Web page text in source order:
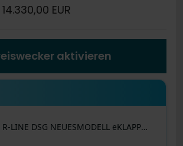
14.330,00 EUR
aktivieren
LINE DSG NEUESMODELL eKLAPPE LM20